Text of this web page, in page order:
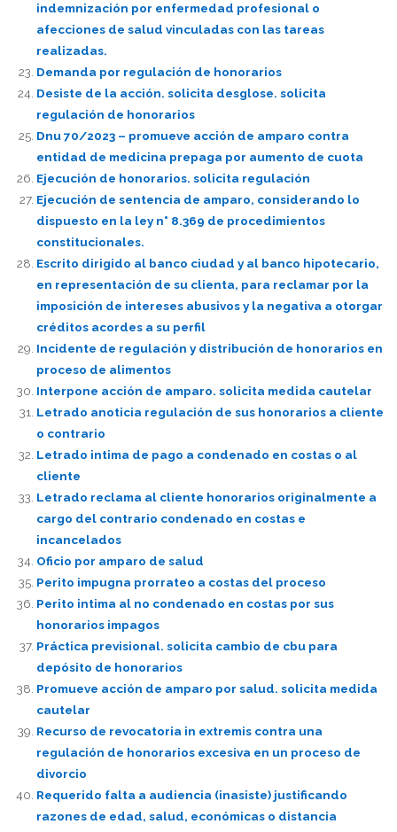
indemnización por enfermedad profesional o
afecciones de salud vinculadas con las tareas
realizadas.
Demanda por regulación de honorarios
Desiste de la acción. solicita desglose. solicita
regulación de honorarios
Dnu 70/2023 – promueve acción de amparo contra
entidad de medicina prepaga por aumento de cuota
Ejecución de honorarios. solicita regulación
Ejecución de sentencia de amparo, considerando lo
dispuesto en la ley n° 8.369 de procedimientos
constitucionales.
Escrito dirigido al banco ciudad y al banco hipotecario,
en representación de su clienta, para reclamar por la
imposición de intereses abusivos y la negativa a otorgar
créditos acordes a su perfil
Incidente de regulación y distribución de honorarios en
proceso de alimentos
Interpone acción de amparo. solicita medida cautelar
Letrado anoticia regulación de sus honorarios a cliente
o contrario
Letrado intima de pago a condenado en costas o al
cliente
Letrado reclama al cliente honorarios originalmente a
cargo del contrario condenado en costas e
incancelados
Oficio por amparo de salud
Perito impugna prorrateo a costas del proceso
Perito intima al no condenado en costas por sus
honorarios impagos
Práctica previsional. solicita cambio de cbu para
depósito de honorarios
Promueve acción de amparo por salud. solicita medida
cautelar
Recurso de revocatoria in extremis contra una
regulación de honorarios excesiva en un proceso de
divorcio
Requerido falta a audiencia (inasiste) justificando
razones de edad, salud, económicas o distancia